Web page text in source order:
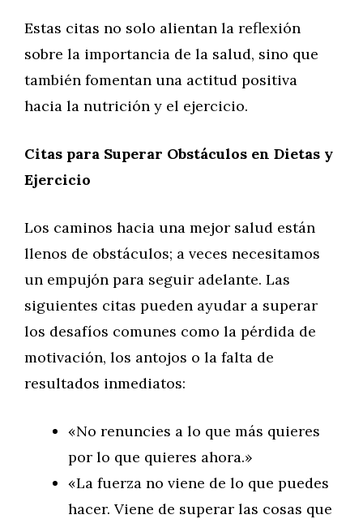
Estas citas no solo alientan la reflexión
sobre la importancia de la salud, sino que
también fomentan una actitud positiva
hacia la nutrición y el ejercicio.
Citas para Superar Obstáculos en Dietas y
Ejercicio
Los caminos hacia una mejor salud están
llenos de obstáculos; a veces necesitamos
un empujón para seguir adelante. Las
siguientes citas pueden ayudar a superar
los desafíos comunes como la pérdida de
motivación, los antojos o la falta de
resultados inmediatos:
«No renuncies a lo que más quieres
por lo que quieres ahora.»
«La fuerza no viene de lo que puedes
hacer. Viene de superar las cosas que